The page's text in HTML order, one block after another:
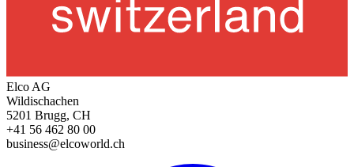
Elco AG
Wildischachen
5201 Brugg, CH
+41 56 462 80 00
business@elcoworld.ch